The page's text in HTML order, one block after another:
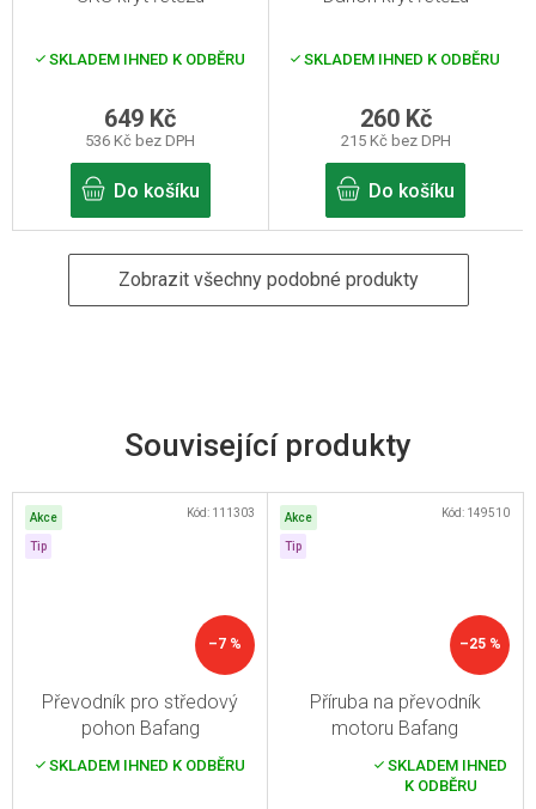
Související produkty
Akce
Tip
–7 %
Převodník pro středový
pohon Bafang
SKLADEM IHNED K ODBĚRU
Kód: 111303 Akce
Tip
–25 %
Příruba na převodník
motoru Bafang
SKLADEM IHNED
K ODBĚRU
Kód: 149510
SKLADEM IHNED K ODBĚRU
536 Kč bez DPH
649 Kč
Do košíku
SKLADEM IHNED K ODBĚRU
215 Kč bez DPH
260 Kč
Do košíku
Zobrazit všechny podobné produkty